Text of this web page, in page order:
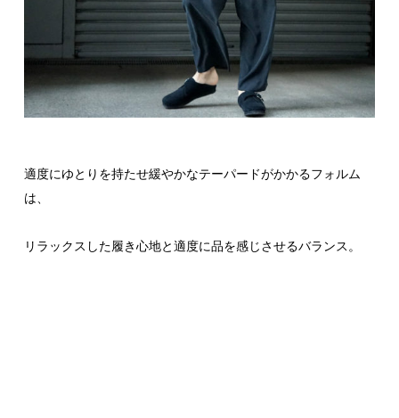
適度にゆとりを持たせ緩やかなテーパードがかかるフォルム
は、
リラックスした履き心地と適度に品を感じさせるバランス。